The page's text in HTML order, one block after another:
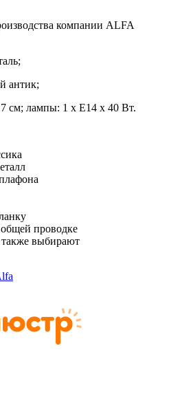
компании ALFA
антик;
см; лампы: 1 х Е14 х 40 Вт.
проводке
также выбирают